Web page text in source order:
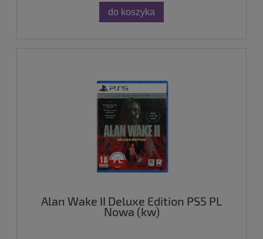
do koszyka
Alan Wake II Deluxe Edition PS5 PL
Nowa (kw)